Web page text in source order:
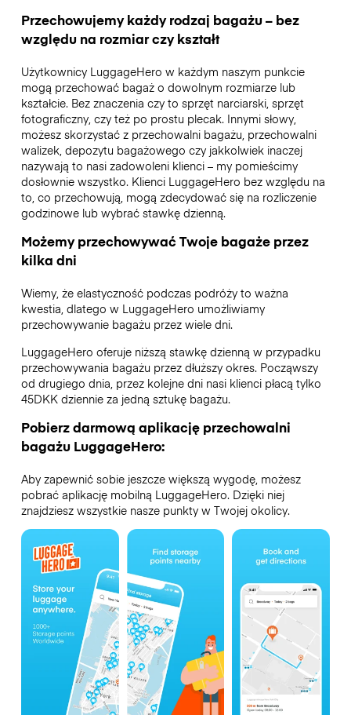
Przechowujemy każdy rodzaj bagażu – bez
względu na rozmiar czy kształt
Użytkownicy LuggageHero w każdym naszym punkcie
mogą przechować bagaż o dowolnym rozmiarze lub
kształcie. Bez znaczenia czy to sprzęt narciarski, sprzęt
fotograficzny, czy też po prostu plecak. Innymi słowy,
możesz skorzystać z przechowalni bagażu, przechowalni
walizek, depozytu bagażowego czy jakkolwiek inaczej
nazywają to nasi zadowoleni klienci – my pomieścimy
dosłownie wszystko. Klienci LuggageHero bez względu na
to, co przechowują, mogą zdecydować się na rozliczenie
godzinowe lub wybrać stawkę dzienną.
Możemy przechowywać Twoje bagaże przez
kilka dni
Wiemy, że elastyczność podczas podróży to ważna
kwestia, dlatego w LuggageHero umożliwiamy
przechowywanie bagażu przez wiele dni.
LuggageHero oferuje niższą stawkę dzienną w przypadku
przechowywania bagażu przez dłuższy okres. Począwszy
od drugiego dnia, przez kolejne dni nasi klienci płacą tylko
45DKK dziennie za jedną sztukę bagażu.
Pobierz darmową aplikację przechowalni
bagażu LuggageHero:
Aby zapewnić sobie jeszcze większą wygodę, możesz
pobrać aplikację mobilną LuggageHero. Dzięki niej
znajdziesz wszystkie nasze punkty w Twojej okolicy.